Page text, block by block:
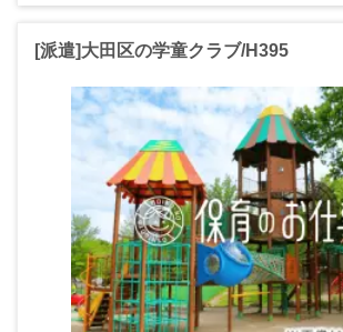
[派遣]大田区の学童クラブ/H395